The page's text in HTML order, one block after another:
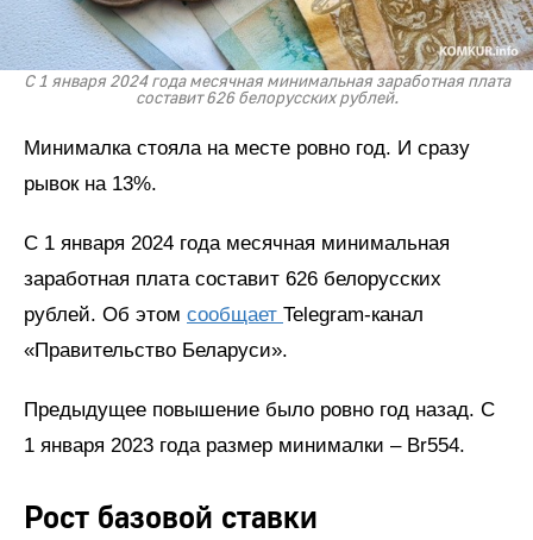
С 1 января 2024 года месячная минимальная заработная плата
составит 626 белорусских рублей.
Минималка стояла на месте ровно год. И сразу
рывок на 13%.
С 1 января 2024 года месячная минимальная
заработная плата составит 626 белорусских
рублей. Об этом сообщает Telegram-канал
«Правительство Беларуси».
Предыдущее повышение было ровно год назад. С
1 января 2023 года размер минималки – Br554.
Рост базовой ставки